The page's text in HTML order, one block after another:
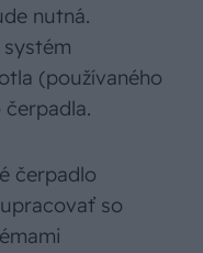
nutná.
(používaného
čerpadlo
so